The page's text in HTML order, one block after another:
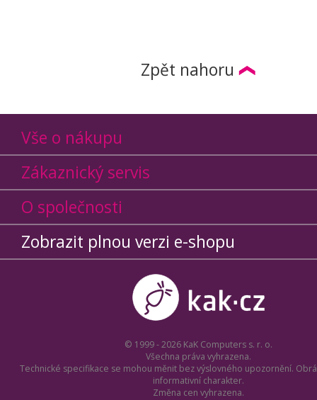
Zpět nahoru
Vše o nákupu
Zákaznický servis
O společnosti
Zobrazit plnou verzi e-shopu
© 1999 - 2026 KaK Computers s. r. o.
Všechna práva vyhrazena.
Technické specifikace se mohou měnit bez výslovného upozornění.
informativní charakter.
Změna cen vyhrazena.